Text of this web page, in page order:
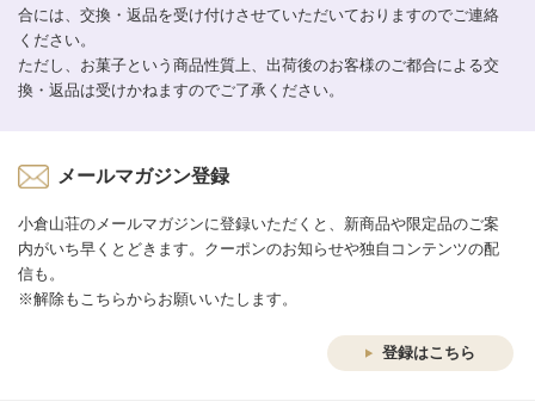
合には、交換・返品を受け付けさせていただいておりますのでご連絡
ください。
ただし、お菓子という商品性質上、出荷後のお客様のご都合による交
換・返品は受けかねますのでご了承ください。
メールマガジン登録
小倉山荘のメールマガジンに登録いただくと、新商品や限定品のご案
内がいち早くとどきます。クーポンのお知らせや独自コンテンツの配
信も。
※解除もこちらからお願いいたします。
登録はこちら